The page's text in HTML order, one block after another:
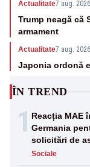
Actualitate7 aug.
Trump neagă că
armament
Actualitate7 aug.
Japonia ordonă
ÎN TREND
1 Reacția MAE
Germania
solicitări de
Sociale